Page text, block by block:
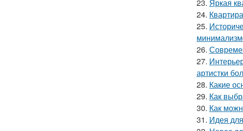
23. Яркая
24.
25.
26.
27.
артистки
28. Какие
29. Как
30. Как
31. Идея